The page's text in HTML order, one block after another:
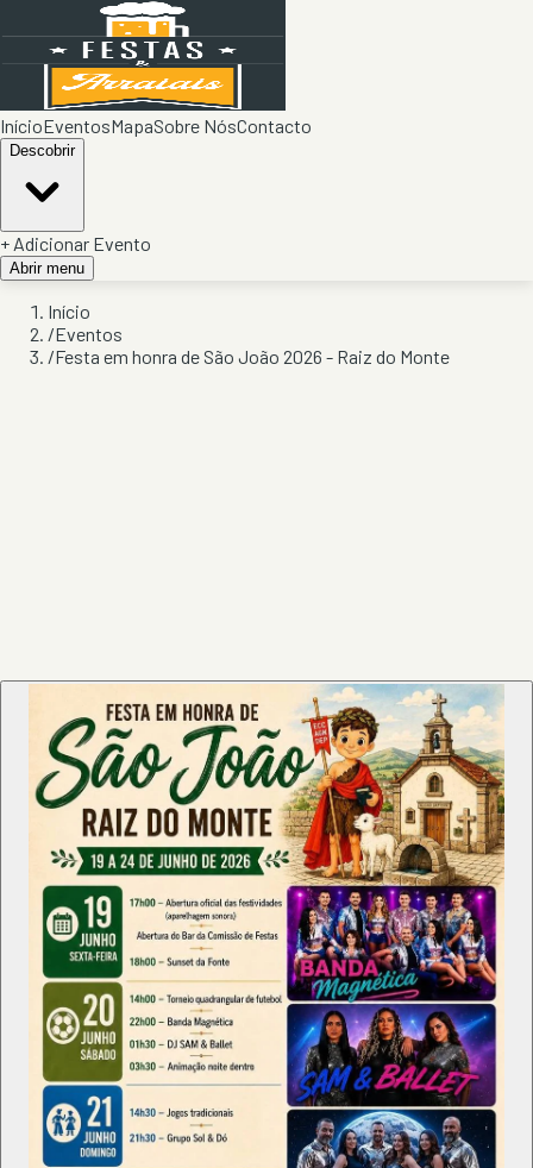
InícioEventosMapaSobre NósContacto
Descobrir
+ Adicionar Evento
Abrir menu
Início
/Eventos
/Festa em honra de São João 2026 - Raiz do Monte